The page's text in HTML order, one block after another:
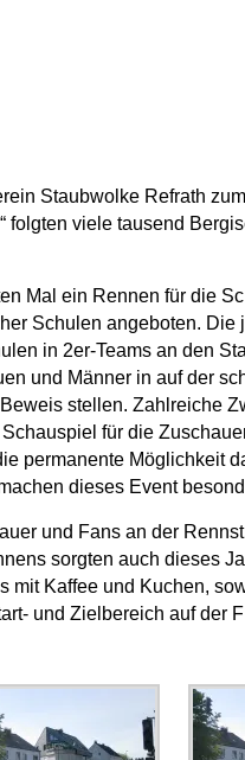
Staubwolke Refrath
folgten viele tausend
Mal ein Rennen für die
Schulen angeboten. Die
in 2er-Teams an den
und Männer in auf der
stellen. Zahlreiche
für die
permanente Möglichkeit
dieses Event
und Fans an der
sorgten auch dieses
mit Kaffee und Kuchen,
und Zielbereich auf der